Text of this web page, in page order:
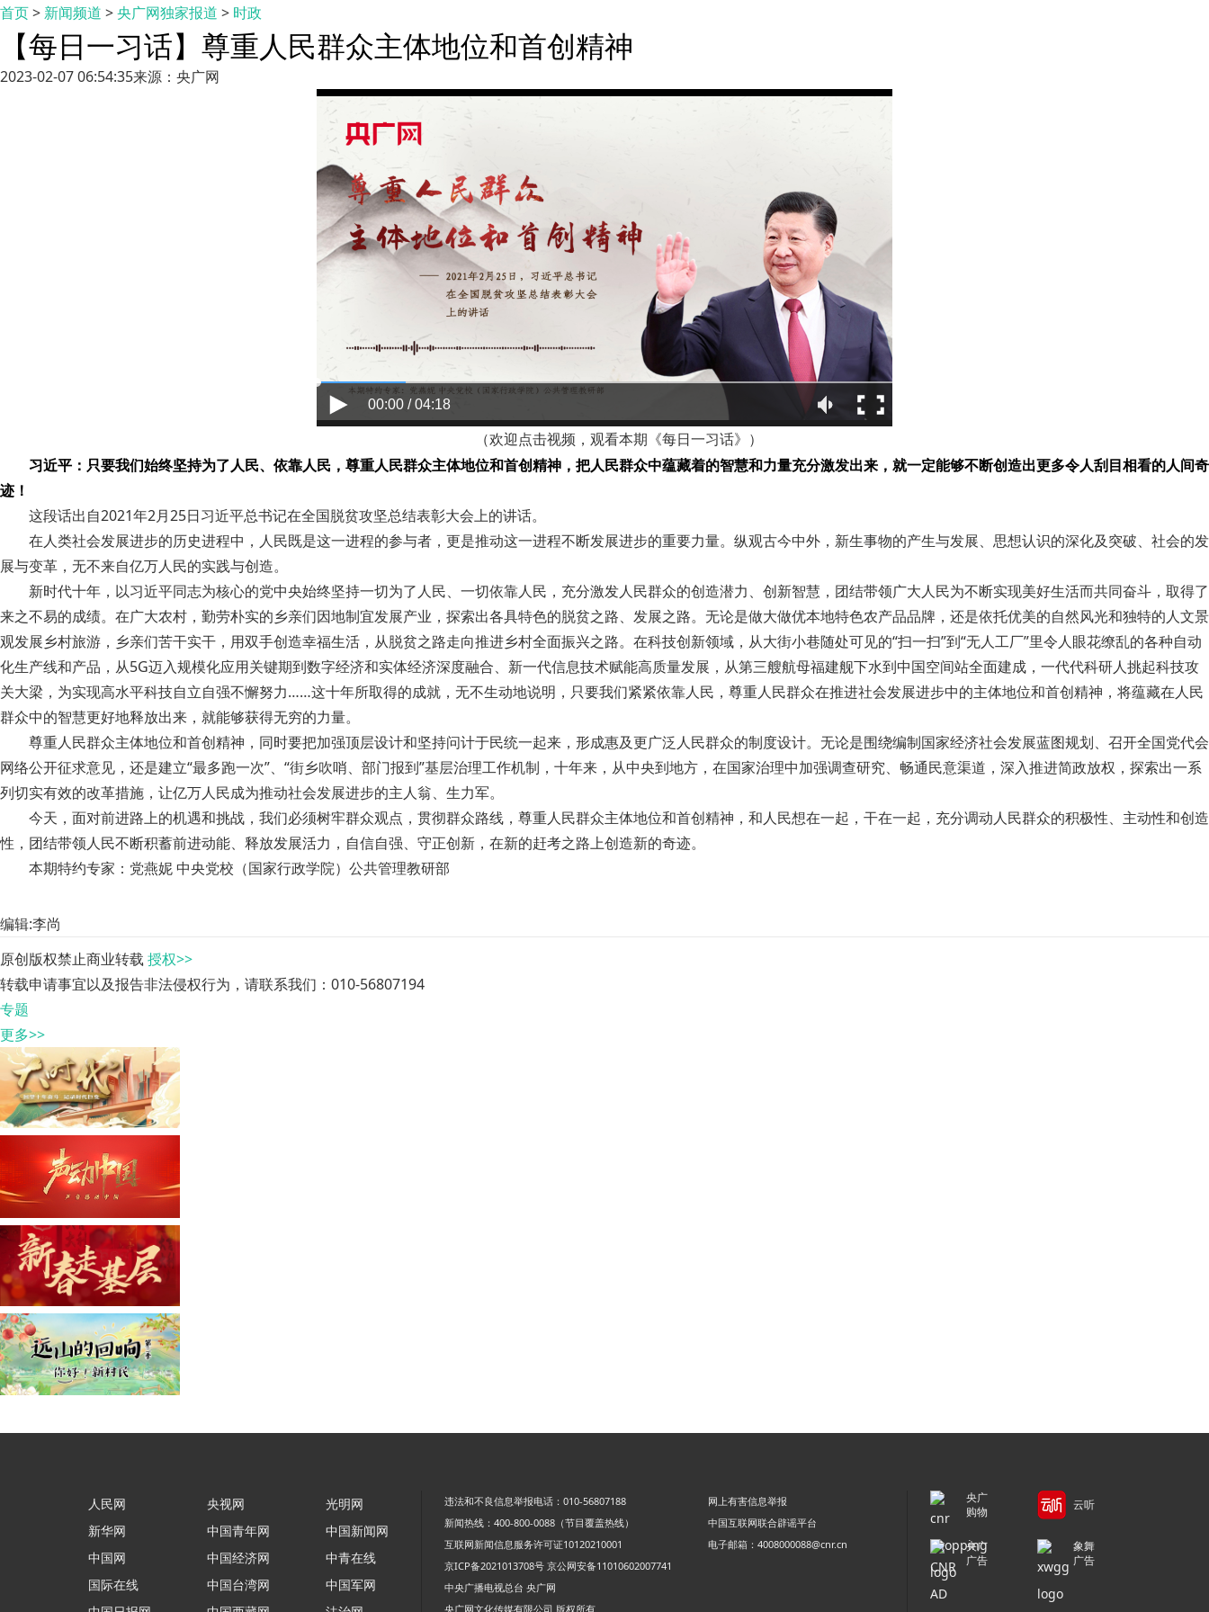
首页> 新闻频道 >央广网独家报道 > 时政
【每日一习话】尊重人民群众主体地位和首创精神
2023-02-07 06:54:35来源：央广网
00:00 / 04:18
（欢迎点击视频，观看本期《每日一习话》）
习近平：只要我们始终坚持为了人民、依靠人民，尊重人民群众主体地位和首创精神，把人民群众中蕴藏着的智慧和力量充分激发出来，就一定能够不断创造出更多令人刮目相看的人间奇
迹！
这段话出自2021年2月25日习近平总书记在全国脱贫攻坚总结表彰大会上的讲话。
在人类社会发展进步的历史进程中，人民既是这一进程的参与者，更是推动这一进程不断发展进步的重要力量。纵观古今中外，新生事物的产生与发展、思想认识的深化及突破、社会的发
展与变革，无不来自亿万人民的实践与创造。
新时代十年，以习近平同志为核心的党中央始终坚持一切为了人民、一切依靠人民，充分激发人民群众的创造潜力、创新智慧，团结带领广大人民为不断实现美好生活而共同奋斗，取得了
来之不易的成绩。在广大农村，勤劳朴实的乡亲们因地制宜发展产业，探索出各具特色的脱贫之路、发展之路。无论是做大做优本地特色农产品品牌，还是依托优美的自然风光和独特的人文景
观发展乡村旅游，乡亲们苦干实干，用双手创造幸福生活，从脱贫之路走向推进乡村全面振兴之路。在科技创新领域，从大街小巷随处可见的“扫一扫”到“无人工厂”里令人眼花缭乱的各种自动
化生产线和产品，从5G迈入规模化应用关键期到数字经济和实体经济深度融合、新一代信息技术赋能高质量发展，从第三艘航母福建舰下水到中国空间站全面建成，一代代科研人挑起科技攻
关大梁，为实现高水平科技自立自强不懈努力……这十年所取得的成就，无不生动地说明，只要我们紧紧依靠人民，尊重人民群众在推进社会发展进步中的主体地位和首创精神，将蕴藏在人民
群众中的智慧更好地释放出来，就能够获得无穷的力量。
尊重人民群众主体地位和首创精神，同时要把加强顶层设计和坚持问计于民统一起来，形成惠及更广泛人民群众的制度设计。无论是围绕编制国家经济社会发展蓝图规划、召开全国党代会
网络公开征求意见，还是建立“最多跑一次”、“街乡吹哨、部门报到”基层治理工作机制，十年来，从中央到地方，在国家治理中加强调查研究、畅通民意渠道，深入推进简政放权，探索出一系
列切实有效的改革措施，让亿万人民成为推动社会发展进步的主人翁、生力军。
今天，面对前进路上的机遇和挑战，我们必须树牢群众观点，贯彻群众路线，尊重人民群众主体地位和首创精神，和人民想在一起，干在一起，充分调动人民群众的积极性、主动性和创造
性，团结带领人民不断积蓄前进动能、释放发展活力，自信自强、守正创新，在新的赶考之路上创造新的奇迹。
本期特约专家：党燕妮 中央党校（国家行政学院）公共管理教研部
编辑:李尚
原创版权禁止商业转载 授权>>
转载申请事宜以及报告非法侵权行为，请联系我们：010-56807194
专题
更多>>
人民网
新华网
中国网
国际在线
央视网
中国青年网
中国经济网
中国台湾网
光明网
中国新闻网
中青在线
中国军网
违法和不良信息举报电话：010-56807188
网上有害信息举报
新闻热线：400-800-0088（节目覆盖热线）
中国互联网联合辟谣平台
互联网新闻信息服务许可证10120210001
电子邮箱：4008000088@cnr.cn
京ICP备2021013708号 京公网安备11010602007741
中央广播电视总台 央广网
央广网文化传媒有限公司 版权所有
央广
购物
云听
央广
广告
象舞
广告